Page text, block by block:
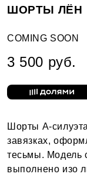
ШОРТЫ ЛЁН
COMING SOON
3 500 руб.
Шорты А-
завязках,
тесьмы. Модель
выполнено изо